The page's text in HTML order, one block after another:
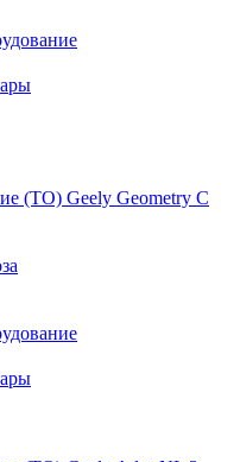
(ТО) Geely Geometry C